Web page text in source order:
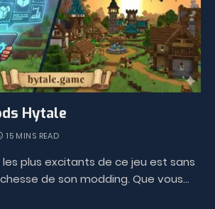
Hytale
15 MINS READ
les plus excitants de ce jeu est sans
de son modding. Que vous…